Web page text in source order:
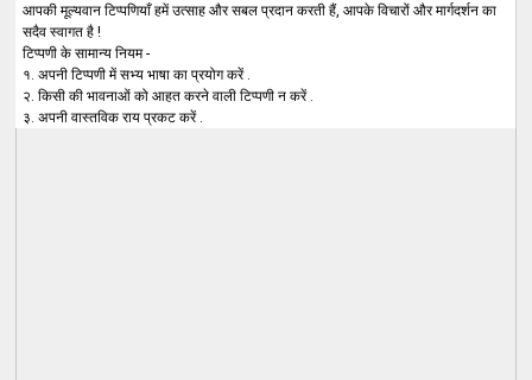
आपकी मूल्यवान टिप्पणियाँ हमें उत्साह और सबल प्रदान करती हैं, आपके विचारों और मार्गदर्शन का
सदैव स्वागत है !
टिप्पणी के सामान्य नियम -
१. अपनी टिप्पणी में सभ्य भाषा का प्रयोग करें .
२. किसी की भावनाओं को आहत करने वाली टिप्पणी न करें .
३. अपनी वास्तविक राय प्रकट करें .